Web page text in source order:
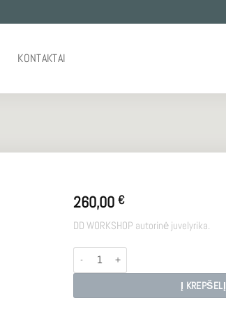
KONTAKTAI
260,00 €
DD WORKSHOP autorinė juvelyrika.
produkto kiekis: NECTAR
Į KREPŠELĮ